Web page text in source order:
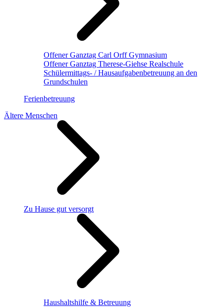
Offener Ganztag Carl Orff Gymnasium
Offener Ganztag Therese-Giehse Realschule
Schülermittags- / Hausaufgabenbetreuung an den
Grundschulen
Ferienbetreuung
Ältere Menschen
Zu Hause gut versorgt
Haushaltshilfe & Betreuung